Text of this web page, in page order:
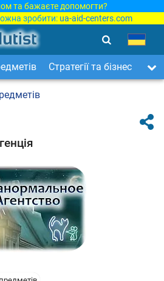
та бажаєте допомогти?
зробити: ua-aid-centers.com
Стратегії та бізнес